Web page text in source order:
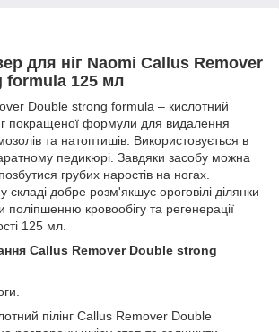
для ніг Naomi Callus Remover
formula 125 мл
Double strong formula – кислотний
покращеної формули для видалення
та натоптишів. Використовується в
педикюрі. Завдяки засобу можна
грубих наростів на ногах.
складі добре розм'якшує ороговілі ділянки
поліпшенню кровообігу та регенерації
125 мл.
Callus Remover Double strong
пілінг Callus Remover Double